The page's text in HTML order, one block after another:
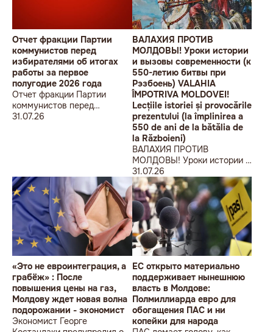
Отчет фракции Партии
коммунистов перед
избирателями об итогах
работы за первое
полугодие 2026 года
Отчет фракции Партии
коммунистов перед
избирателями об итогах
31.07.26
ВАЛАХИЯ ПРОТИВ
МОЛДОВЫ! Уроки истории
и вызовы современности (к
550-летию битвы при
Рэзбоень) VALAHIA
ÎMPOTRIVA MOLDOVEI!
Lecțiile istoriei și provocările
prezentului (la împlinirea a
550 de ani de la bătălia de
la Războieni)
ВАЛАХИЯ ПРОТИВ
МОЛДОВЫ! Уроки истории и
вызовы современности (к
550-летию битвы при
Рэзбоень) VALAHIA
ÎMPOTRIVA MOLDOVEI!
Lecțiile istoriei și provocările
prezentului (la împlinirea a
550 de ani de la bătălia de la
Războieni)
31.07.26
«Это не евроинтеграция, а
грабёж» : После
повышения цены на газ,
Молдову ждет новая волна
подорожании - экономист
Экономист Георге
ЕС открыто материально
поддерживает нынешнюю
власть в Молдове:
Полмиллиарда евро для
обогащения ПАС и ни
копейки для народа